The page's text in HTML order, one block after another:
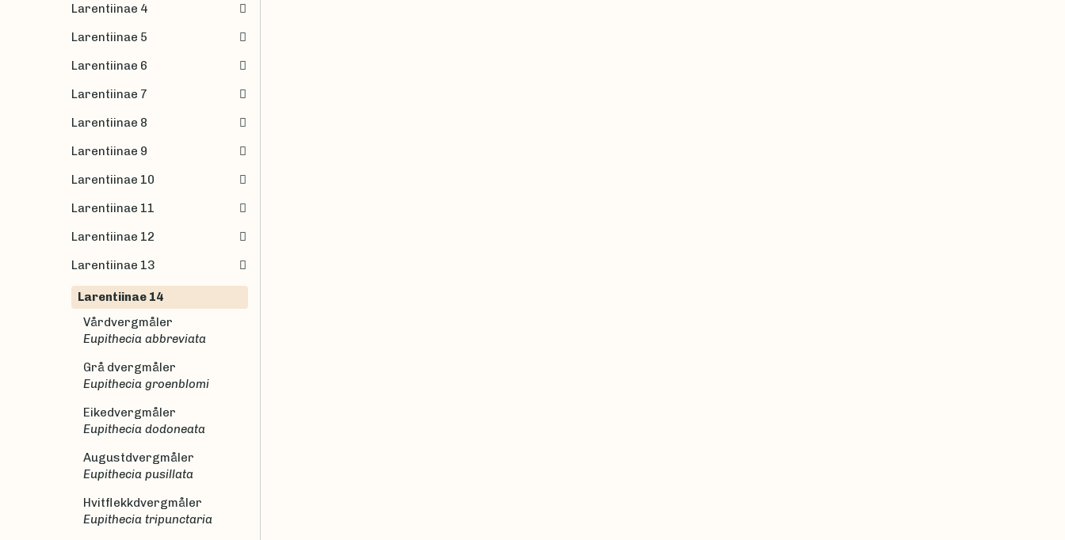
Larentiinae 4
Larentiinae 5
Larentiinae 6
Larentiinae 7
Larentiinae 8
Larentiinae 9
Larentiinae 10
Larentiinae 11
Larentiinae 12
Larentiinae 13
Larentiinae 14
Vårdvergmåler
Eupithecia abbreviata
Grå dvergmåler
Eupithecia groenblomi
Eikedvergmåler
Eupithecia dodoneata
Augustdvergmåler
Eupithecia pusillata
Hvitflekkdvergmåler
Eupithecia tripunctaria